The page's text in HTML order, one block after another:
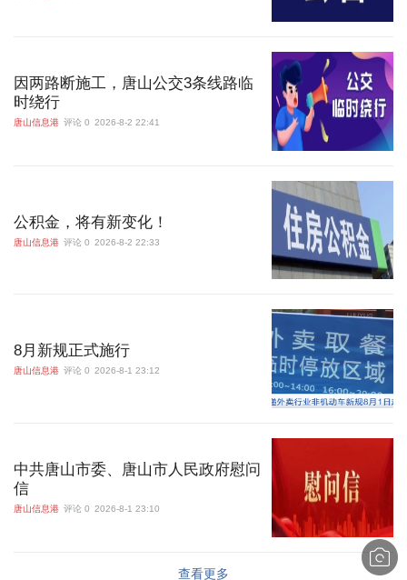
因两路断施工，唐山公交3条线路临
时绕行
唐山信息港 评论 0 2026-8-2 22:41
公积金，将有新变化！
唐山信息港 评论 0 2026-8-2 22:33
8月新规正式施行
唐山信息港 评论 0 2026-8-1 23:12
中共唐山市委、唐山市人民政府慰问
信
唐山信息港 评论 0 2026-8-1 23:10
查看更多